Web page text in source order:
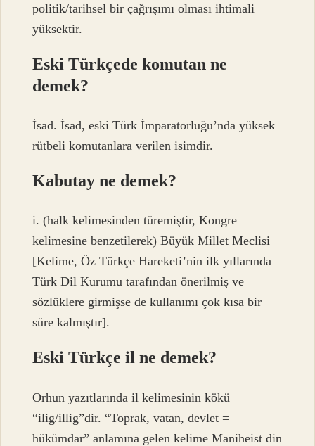
politik/tarihsel bir çağrışımı olması ihtimali
yüksektir.
Eski Türkçede komutan ne
demek?
İsad. İsad, eski Türk İmparatorluğu’nda yüksek
rütbeli komutanlara verilen isimdir.
Kabutay ne demek?
i. (halk kelimesinden türemiştir, Kongre
kelimesine benzetilerek) Büyük Millet Meclisi
[Kelime, Öz Türkçe Hareketi’nin ilk yıllarında
Türk Dil Kurumu tarafından önerilmiş ve
sözlüklere girmişse de kullanımı çok kısa bir
süre kalmıştır].
Eski Türkçe il ne demek?
Orhun yazıtlarında il kelimesinin kökü
“ilig/illig”dir. “Toprak, vatan, devlet =
hükümdar” anlamına gelen kelime Maniheist din